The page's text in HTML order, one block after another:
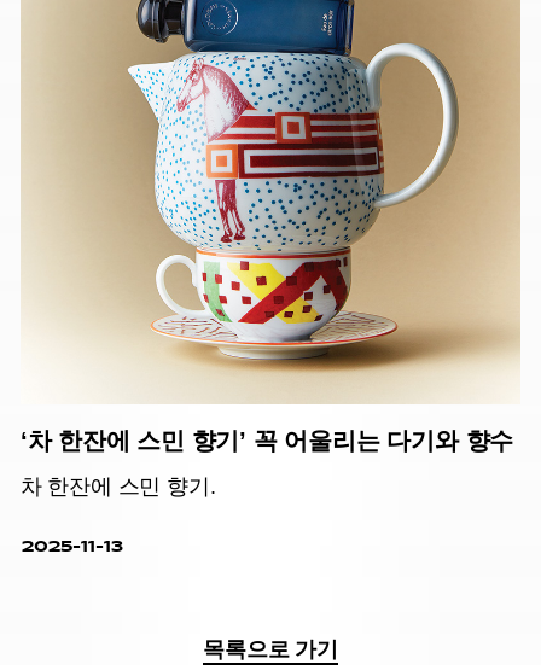
‘차 한잔에 스민 향기’ 꼭 어울리는 다기와 향수
차 한잔에 스민 향기.
2025-11-13
목록으로 가기